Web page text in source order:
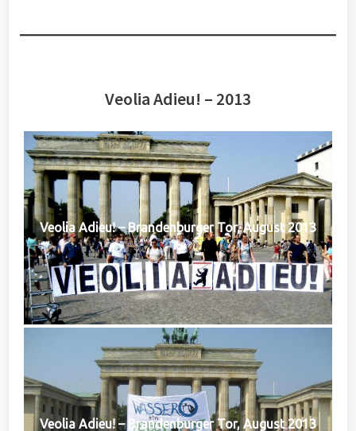
Veolia Adieu! – 2013
Veolia Adieu! – Brandenburger Tor, August 2013
Veolia Adieu! – Brandenburger Tor, August 2013